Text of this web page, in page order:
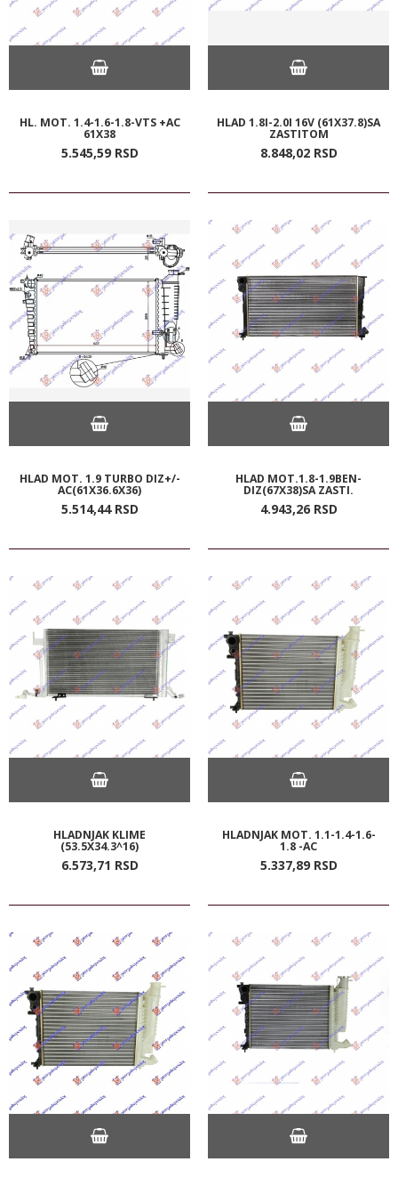
HL. MOT. 1.4-1.6-1.8-VTS +AC
61X38
5.545,59 RSD
HLAD 1.8I-2.0I 16V (61X37.8)SA
ZASTITOM
8.848,02 RSD
HLAD MOT. 1.9 TURBO DIZ+/-
AC(61X36.6X36)
5.514,44 RSD
HLAD MOT.1.8-1.9BEN-
DIZ(67X38)SA ZASTI.
4.943,26 RSD
HLADNJAK KLIME
(53.5X34.3^16)
6.573,71 RSD
HLADNJAK MOT. 1.1-1.4-1.6-
1.8 -AC
5.337,89 RSD